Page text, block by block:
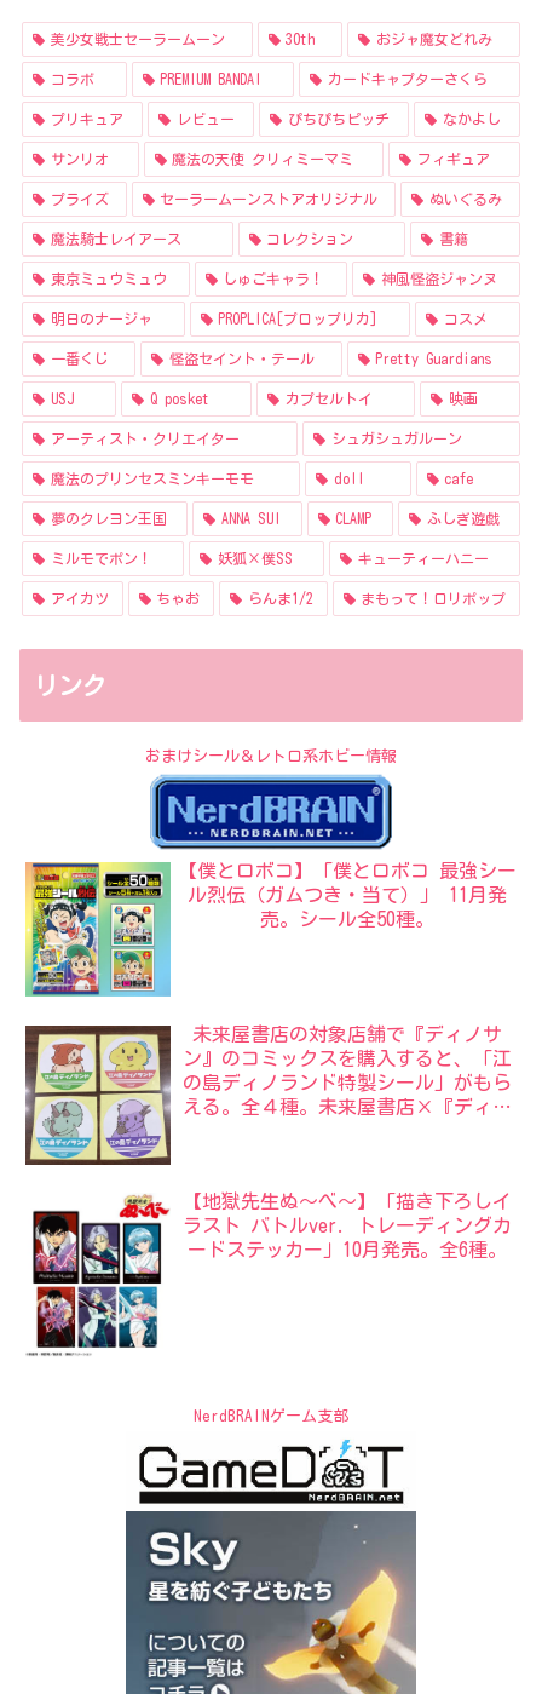
美少女戦士セーラームーン 30th おジャ魔女どれみ
コラボ PREMIUM BANDAI カードキャプターさくら
プリキュア レビュー ぴちぴちピッチ なかよし
サンリオ 魔法の天使 クリィミーマミ フィギュア
プライズ セーラームーンストアオリジナル ぬいぐるみ
魔法騎士レイアース コレクション 書籍
東京ミュウミュウ しゅごキャラ！ 神風怪盗ジャンヌ
明日のナージャ PROPLICA[プロップリカ] コスメ
一番くじ 怪盗セイント・テール Pretty Guardians
USJ Q posket カプセルトイ 映画
アーティスト・クリエイター シュガシュガルーン
魔法のプリンセスミンキーモモ doll cafe
夢のクレヨン王国 ANNA SUI CLAMP ふしぎ遊戯
ミルモでポン！ 妖狐×僕SS キューティーハニー
アイカツ ちゃお らんま1/2 まもって！ロリポップ
リンク
おまけシール＆レトロ系ホビー情報
【僕とロボコ】「僕とロボコ 最強シー
ル烈伝（ガムつき・当て）」 11月発
売。シール全50種。
未来屋書店の対象店舗で『ディノサ
ン』のコミックスを購入すると、「江
の島ディノランド特製シール」がもら
える。全４種。未来屋書店×『ディノ
【地獄先生ぬ〜べ〜】「描き下ろしイ
ラスト バトルver. トレーディングカ
ードステッカー」10月発売。全6種。
NerdBRAINゲーム支部